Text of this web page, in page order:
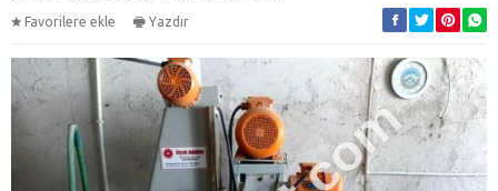
Favorilere ekle Yazdır